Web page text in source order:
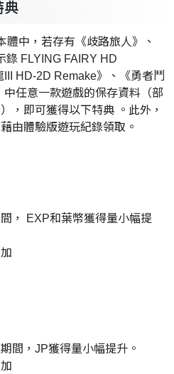
典
中，若存有《歧路旅人》、
錄 FLYING FAIRY HD
HD-2D Remake》、《勇者鬥
任意一款遊戲的保存資料（部
，即可獲得以下特典 。此外，
由體驗版遊玩紀錄領取。
， EXP和葉幣獲得量小幅提
間，JP獲得量小幅提升。